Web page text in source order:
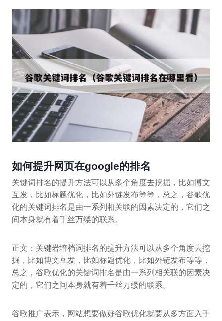
如何提升网页在google的排名
关键词排名的提升方法可以从多个角度去挖掘，比如博文
互发，比如标题优化，比如外链发布等等，总之，谷歌优
化的关键词排名是由一系列相关联的因素决定的，它们之
间本身就有着千丝万缕的联系。
正文：关键岩培档词排名的提升方法可以从多个角度去挖
掘，比如博文互发，比如标题优化，比如外链发布等等，
总之，谷歌优化的关键词排名是由一系列相关联的因素决
定的，它们之间本身就有着千丝万缕的联系。
谷歌推广表示，网站想要做好谷歌优化就要从多方面入手